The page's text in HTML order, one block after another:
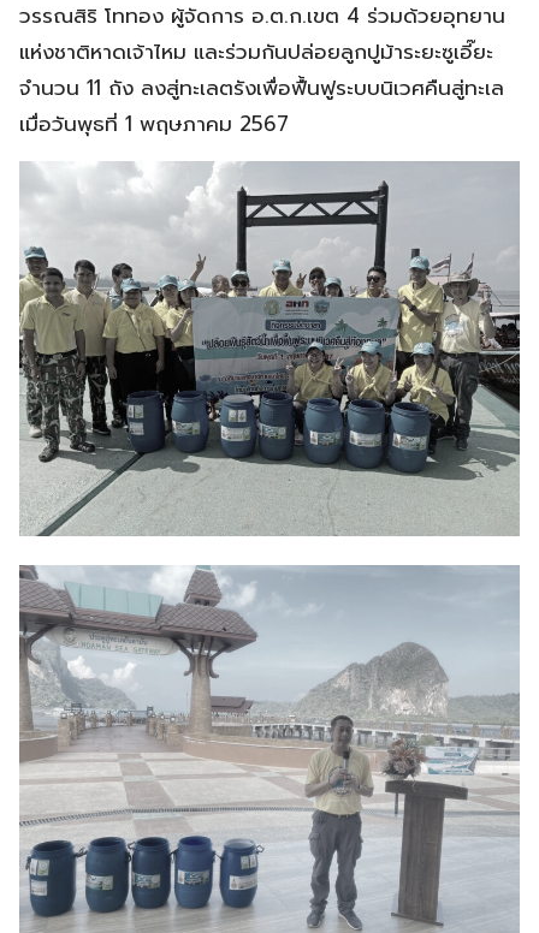
วรรณสิริ โททอง ผู้จัดการ อ.ต.ก.เขต 4 ร่วมด้วยอุทยาน
แห่งชาติหาดเจ้าไหม และร่วมกันปล่อยลูกปูม้าระยะซูเอี๊ยะ
จำนวน 11 ถัง ลงสู่ทะเลตรังเพื่อฟื้นฟูระบบนิเวศคืนสู่ทะเล
เมื่อวันพุธที่ 1 พฤษภาคม 2567